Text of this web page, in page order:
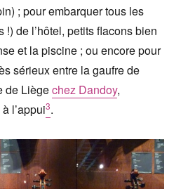
; pour embarquer tous les
de l’hôtel, petits flacons bien
et la piscine ; ou encore pour
sérieux entre la gaufre de
de Liègechez Dandoy,
l’appui3.